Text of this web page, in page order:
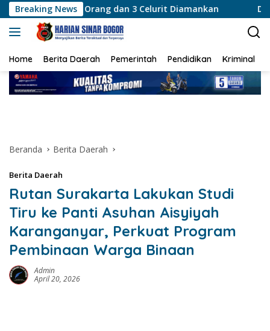
Langsung
ke
konten
Breaking News
dan 3 Celurit Diamankan Ditpolairud Polda
Home Berita Daerah Pemerintah Pendidikan Kriminal
Beranda Berita Daerah
Berita Daerah
Rutan Surakarta Lakukan Studi
Tiru ke Panti Asuhan Aisyiyah
Karanganyar, Perkuat Program
Pembinaan Warga Binaan
Admin
April 20, 2026